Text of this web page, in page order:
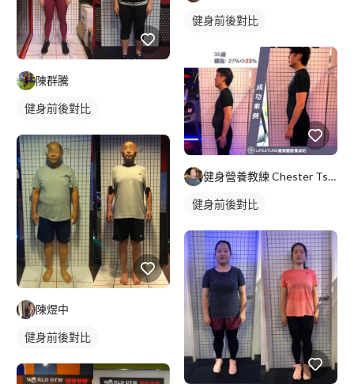
陳群騰
健身前後對比
陳煜中
健身前後對比
健身前後對比
健身營養教練 Chester Tsao(查特)
健身前後對比